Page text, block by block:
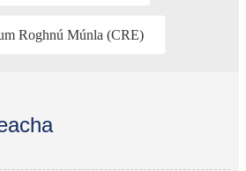
Roghnú Múnla (CRE)